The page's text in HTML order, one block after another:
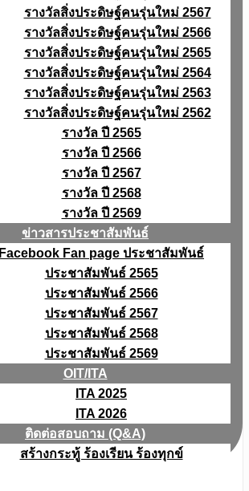
รางวัลสิ่งประดิษฐ์คนรุ่นใหม่ 2567
รางวัลสิ่งประดิษฐ์คนรุ่นใหม่ 2566
รางวัลสิ่งประดิษฐ์คนรุ่นใหม่ 2565
รางวัลสิ่งประดิษฐ์คนรุ่นใหม่ 2564
รางวัลสิ่งประดิษฐ์คนรุ่นใหม่ 2563
รางวัลสิ่งประดิษฐ์คนรุ่นใหม่ 2562
รางวัล ปี 2565
รางวัล ปี 2566
รางวัล ปี 2567
รางวัล ปี 2568
รางวัล ปี 2569
ข่าวสารประชาสัมพันธ์
Facebook Fan page ประชาสัมพันธ์
ประชาสัมพันธ์ 2565
ประชาสัมพันธ์ 2566
ประชาสัมพันธ์ 2567
ประชาสัมพันธ์ 2568
ประชาสัมพันธ์ 2569
OIT/ITA
ITA 2025
ITA 2026
ติดต่อสอบถาม (Q&A)
สร้างกระทู้ ร้องเรียน ร้องทุกข์